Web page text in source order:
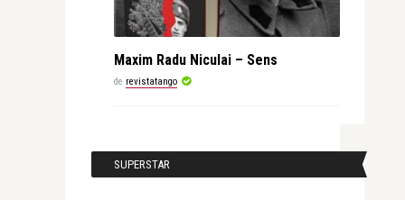
Maxim Radu Niculai – Sens
de revistatango
SUPERSTAR